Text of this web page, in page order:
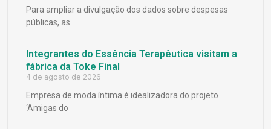
Para ampliar a divulgação dos dados sobre despesas
públicas, as
Integrantes do Essência Terapêutica visitam a
fábrica da Toke Final
4 de agosto de 2026
Empresa de moda íntima é idealizadora do projeto
‘Amigas do